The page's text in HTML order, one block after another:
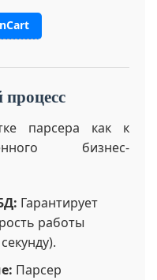
процесс
парсера как к
бизнес-
Гарантирует
работы
Парсер